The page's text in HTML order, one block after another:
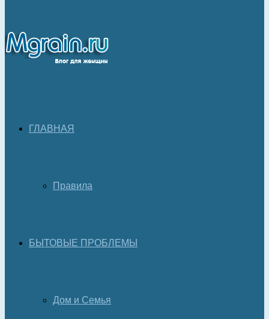
ГЛАВНАЯ
Правила
БЫТОВЫЕ ПРОБЛЕМЫ
Дом и Семья